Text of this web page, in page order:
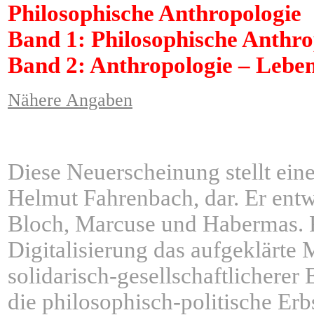
Philosophische Anthropologie
Band 1: Philosophische
Band 2: Anthropologie –
Nähere Angaben
Diese Neuerscheinung stellt
Helmut Fahrenbach, dar. Er
Bloch, Marcuse und
Digitalisierung das aufgeklärte
solidarisch-gesellschaftlicherer
die philosophisch-politische